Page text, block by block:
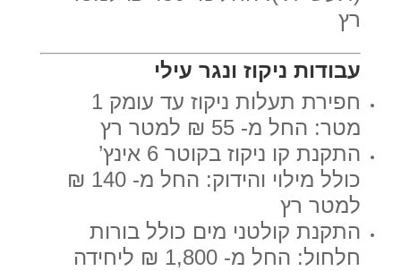
רץ
עבודות ניקוז ונגר עילי
חפירת תעלות ניקוז עד עומק 1
מטר: החל מ- 55 ₪ למטר רץ
התקנת קו ניקוז בקוטר 6 אינץ’
כולל מילוי והידוק: החל מ- 140 ₪
למטר רץ
התקנת קולטני מים כולל בורות
חלחול: החל מ- 1,800 ₪ ליחידה